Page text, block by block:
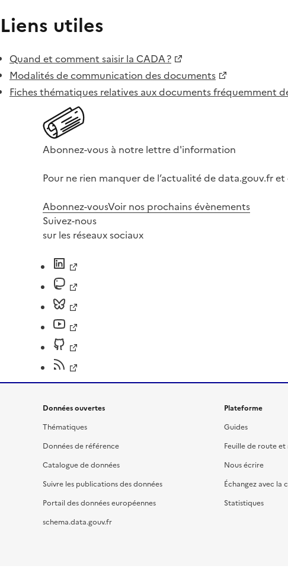
Liens utiles
Quand et comment saisir la CADA ?
Modalités de communication des documents
Fiches thématiques relatives aux documents fréquemment
Abonnez-vous à notre lettre d'information
Pour ne rien manquer de l’actualité de data.gouv.fr
Abonnez-vousVoir nos prochains évènements
Suivez-nous
sur les réseaux sociaux
Données ouvertes
Thématiques
Données de référence
Catalogue de données
Suivre les publications des données
Portail des données européennes
schema.data.gouv.fr
Plateforme
Guides
Feuille de route et
Nous écrire
Échangez avec la
Statistiques